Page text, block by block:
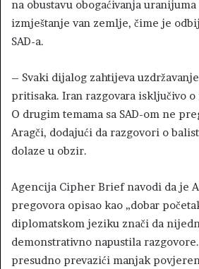
na obustavu obogaćivanja
izmještanje van zemlje, čime je
SAD-a.
– Svaki dijalog zahtijeva
pritisaka. Iran razgovara isključivo
O drugim temama sa SAD-om ne
Aragči, dodajući da razgovori o
dolaze u obzir.
Agencija Cipher Brief navodi da je
pregovora opisao kao „dobar
diplomatskom jeziku znači da
demonstrativno napustila
presudno prevazići manjak